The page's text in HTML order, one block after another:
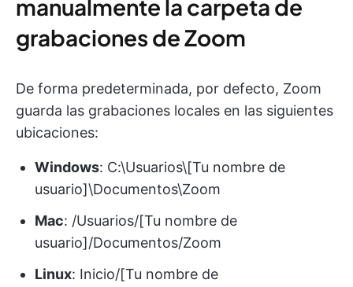
manualmente la carpeta de
grabaciones de Zoom
De forma predeterminada, por defecto, Zoom
guarda las grabaciones locales en las siguientes
ubicaciones:
Windows: C:\Usuarios\[Tu nombre de
usuario]\Documentos\Zoom
Mac: /Usuarios/[Tu nombre de
usuario]/Documentos/Zoom
Linux: Inicio/[Tu nombre de